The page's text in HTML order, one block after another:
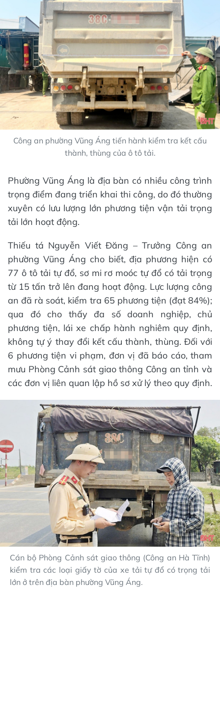
Công an phường Vũng Áng tiến hành kiểm tra kết cấu
thành, thùng của ô tô tải.
Phường Vũng Áng là địa bàn có nhiều công trình
trọng điểm đang triển khai thi công, do đó thường
xuyên có lưu lượng lớn phương tiện vận tải trọng
tải lớn hoạt động.
Thiếu tá Nguyễn Viết Đăng – Trưởng Công an
phường Vũng Áng cho biết, địa phương hiện có
77 ô tô tải tự đổ, sơ mi rơ moóc tự đổ có tải trọng
từ 15 tấn trở lên đang hoạt động. Lực lượng công
an đã rà soát, kiểm tra 65 phương tiện (đạt 84%);
qua đó cho thấy đa số doanh nghiệp, chủ
phương tiện, lái xe chấp hành nghiêm quy định,
không tự ý thay đổi kết cấu thành, thùng. Đối với
6 phương tiện vi phạm, đơn vị đã báo cáo, tham
mưu Phòng Cảnh sát giao thông Công an tỉnh và
các đơn vị liên quan lập hồ sơ xử lý theo quy định.
Cán bộ Phòng Cảnh sát giao thông (Công an Hà Tĩnh)
kiểm tra các loại giấy tờ của xe tải tự đổ có trọng tải
lớn ở trên địa bàn phường Vũng Áng.